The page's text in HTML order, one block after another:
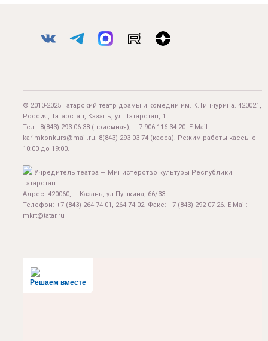
© 2010-2025 Татарский театр драмы и комедии им. К.Тинчурина. 420021,
Россия, Татарстан, Казань, ул. Татарстан, 1.
Тел.: 8(843) 293-06-38 (приемная), + 7 906 116 34 20. E-Mail:
karimkonkurs@mail.ru. 8(843) 293-03-74 (касса). Режим работы кассы с
10:00 до 19:00.
Учредитель театра — Министерство культуры Республики
Татарстан
Адрес: 420060, г. Казань, ул.Пушкина, 66/33.
Телефон: +7 (843) 264-74-01, 264-74-02. Факс: +7 (843) 292-07-26. E-Mail:
mkrt@tatar.ru
Решаем вместе